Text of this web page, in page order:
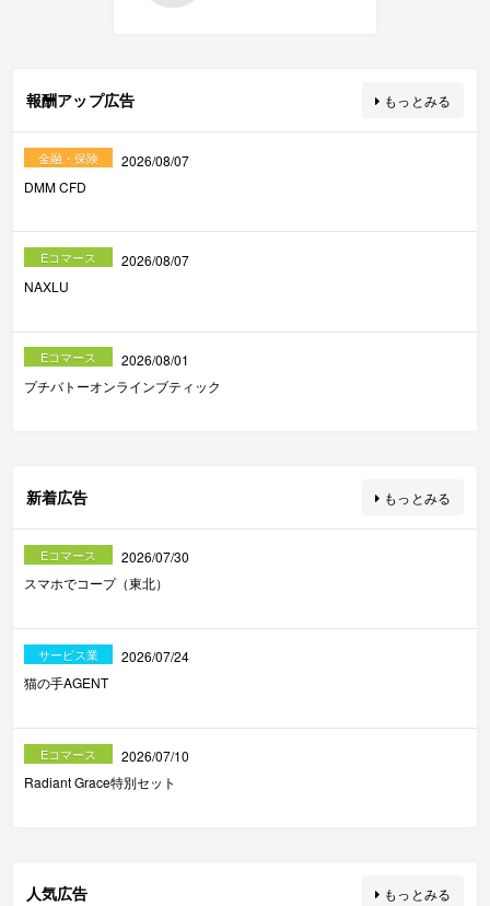
報酬アップ広告 もっとみる
金融・保険
2026/08/07
DMM CFD
Eコマース
2026/08/07
NAXLU
Eコマース
2026/08/01
プチバトーオンラインブティック
新着広告 もっとみる
Eコマース
2026/07/30
スマホでコープ（東北）
サービス業
2026/07/24
猫の手AGENT
Eコマース
2026/07/10
Radiant Grace特別セット
人気広告 もっとみる